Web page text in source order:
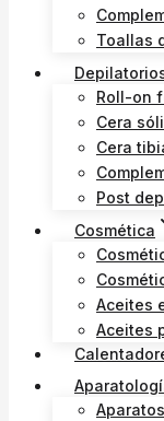
Toallas
Roll-on
Cera
Cera
Post
Cosmética
Aceites
Aceites